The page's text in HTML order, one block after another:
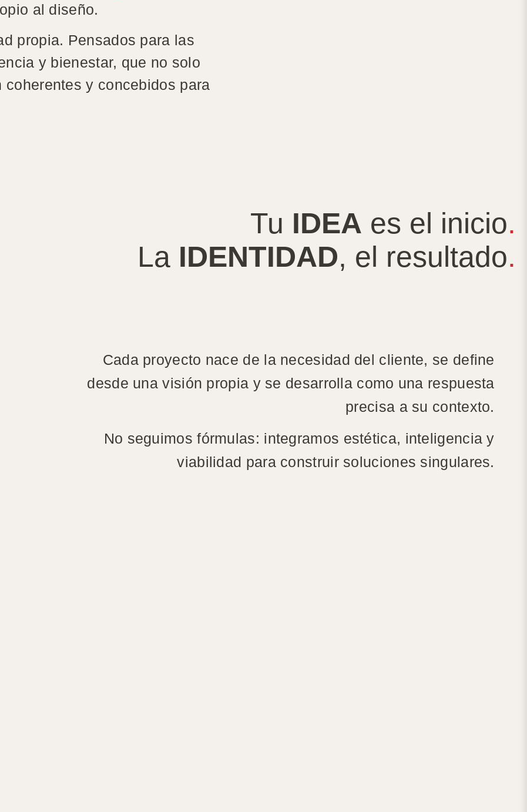
al diseño.
propia. Pensados para las
y bienestar, que no solo
y concebidos para
Tu IDEA es el inicio.
La IDENTIDAD, el resultado.
Cada proyecto nace de la necesidad del cliente, se define
desde una visión propia y se desarrolla como una respuesta
precisa a su contexto.
No seguimos fórmulas: integramos estética, inteligencia y
viabilidad para construir soluciones singulares.